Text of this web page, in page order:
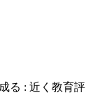
る : 近く教育評